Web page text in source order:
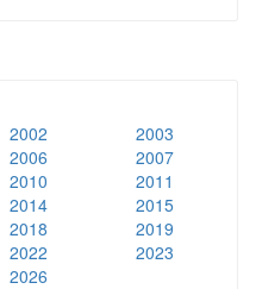
2002
2003
2006
2007
2010
2011
2014
2015
2018
2019
2022
2023
2026